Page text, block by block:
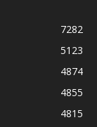
7282
5123
4874
4855
4815